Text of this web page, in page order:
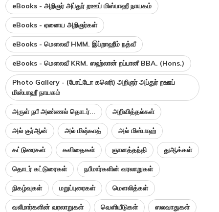
eBooks - அறிஞர் அப்துர் றஊப் மிஸ்பாஹீ நாயகம்
eBooks - ஏனைய அறிஞர்கள்
eBooks - மௌலவீ HMM. இப்றாஹீம் நத்வீ
eBooks - மௌலவீ KRM. ஸஹ்லான் றப்பானீ BBA. (Hons.)
Photo Gallery - (போட்டோ கலெரி) அறிஞர் அப்துர் றஊப்
மிஸ்பாஹீ நாயகம்
அருள் நபீ அண்ணல் தொடர்... அறிவித்தல்கள்
அல் குர்ஆன் அல் மிஷ்காத் அல் மிஸ்பாஹ்
கட்டுரைகள் கவிதைகள் ஞானத்தந்தி துஆக்கள்
தொடர் கட்டுரைகள் நபீமார்களின் வரலாறுகள்
நிகழ்வுகள் மறுப்புரைகள் மௌலித்கள்
வலீமார்களின் வரலாறுகள் வெளியீடுகள் ஸலவாதுகள்